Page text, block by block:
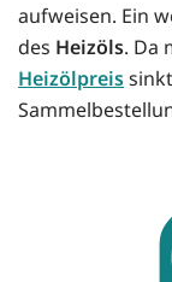
aufweisen. Ein
des Heizöls. Da
Heizölpreis